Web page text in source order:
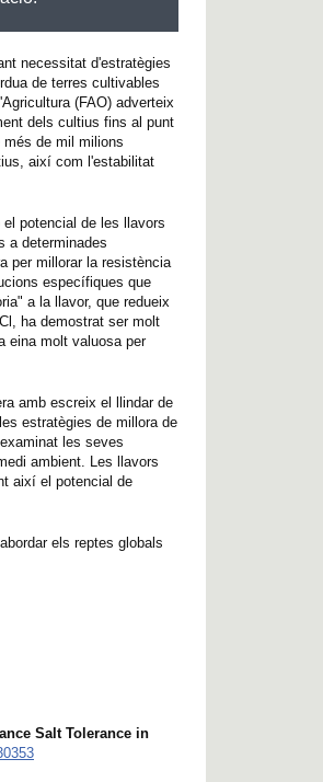
necessitat d'estratègies
de terres cultivables
(FAO) adverteix
dels cultius fins al punt
més de mil milions
així com l'estabilitat
potencial de les llavors
a determinades
per millorar la resistència
específiques que
a la llavor, que redueix
ha demostrat ser molt
eina molt valuosa per
amb escreix el llindar de
estratègies de millora de
les seves
ambient. Les llavors
així el potencial de
els reptes globals
Salt Tolerance in